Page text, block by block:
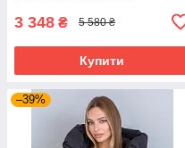
3 348 ₴ 5 580 ₴
Купити
–39%